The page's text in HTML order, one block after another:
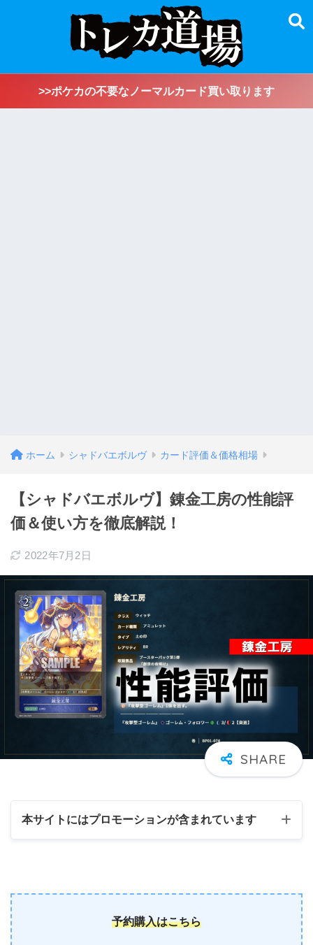
>>ポケカの不要なノーマルカード買い取ります
ホーム シャドバエボルヴ カード評価＆価格相場
【シャドバエボルヴ】錬金工房の性能評
価＆使い方を徹底解説！
2022年7月2日
本サイトにはプロモーションが含まれています
予約購入はこちら